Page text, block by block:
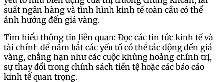
suất ngân hàng và tình hình kinh tế toàn cầu có thể
ảnh hưởng đến giá vàng.
Tìm hiểu thông tin liên quan: Đọc các tin tức kinh tế và
tài chính để nắm bắt các yếu tố có thể tác động đến giá
vàng, chẳng hạn như các cuộc khủng hoảng chính trị,
sự thay đổi trong chính sách tiền tệ hoặc các báo cáo
kinh tế quan trọng.